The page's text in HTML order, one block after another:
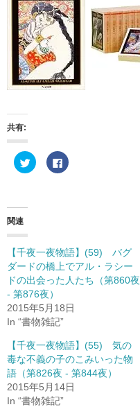
共有:
ク
リ
e
r
で
共
有
(
新
し
い
ウ
ン
ド
ウ
で
開
き
ま
す
)
F
a
す
る
に
は
ク
ッ
ク
だ
さ
い
新
し
い
関連
【千夜一夜物語】(59) バグ
ダードの橋上でアル・ラシー
ドの出会った人たち（第860夜
- 第876夜）
2015年5月18日
In “書物雑記”
【千夜一夜物語】(55) 気の
毒な不義の子のこみいった物
語（第826夜 - 第844夜）
2015年5月14日
In “書物雑記”